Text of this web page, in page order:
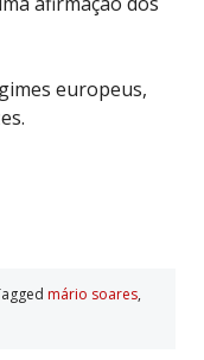
europeus,
mário soares,